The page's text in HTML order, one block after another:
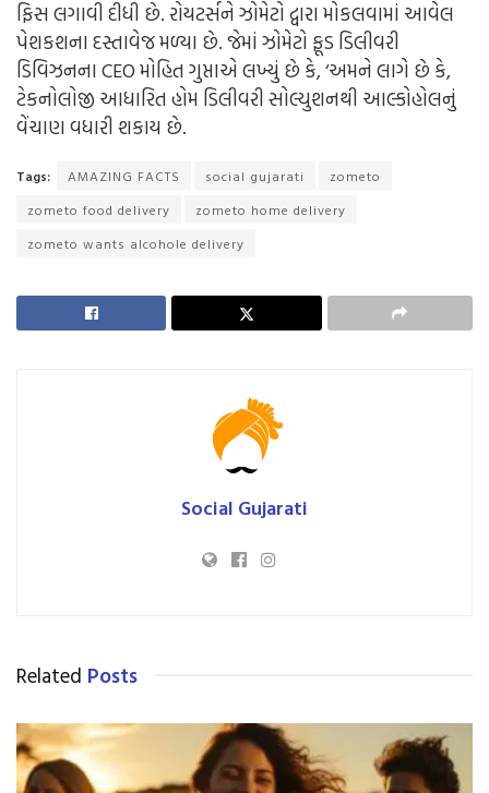
ફિસ લગાવી દીધી છે. રોયટર્સને ઝોમેટો દ્વારા મોકલવામાં આવેલ
પેશકશના દસ્તાવેજ મળ્યા છે. જેમાં ઝોમેટો ફૂડ ડિલીવરી
ડિવિઝનના CEO મોહિત ગુપ્તાએ લખ્યું છે કે, ‘અમને લાગે છે કે,
ટેકનોલોજી આધારિત હોમ ડિલીવરી સોલ્યુશનથી આલ્કોહોલનું
વેંચાણ વધારી શકાય છે.
Tags: AMAZING FACTS social gujarati
zometo
zometo food delivery
zometo home delivery
zometo wants alcohole delivery
Social Gujarati
Related Posts